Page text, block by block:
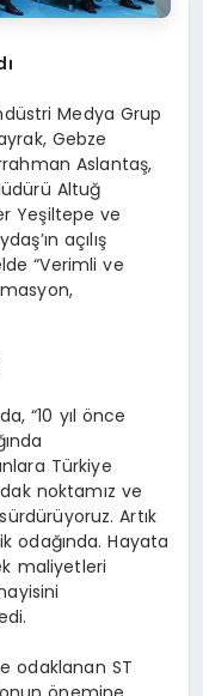
Medya Grup
Gebze
Aslantaş,
Altuğ
Yeşiltepe ve
açılış
“Verimli ve
“10 yıl önce
Türkiye
noktamız ve
Artık
odağında. Hayata
maliyetleri
odaklanan ST